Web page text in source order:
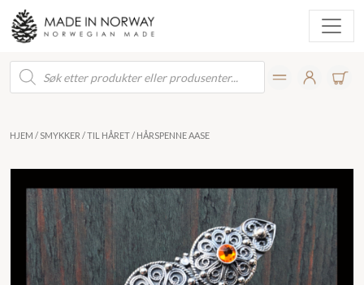
Products
search
HJEM / SMYKKER /TIL HÅRET/ HÅRSPENNE AASE